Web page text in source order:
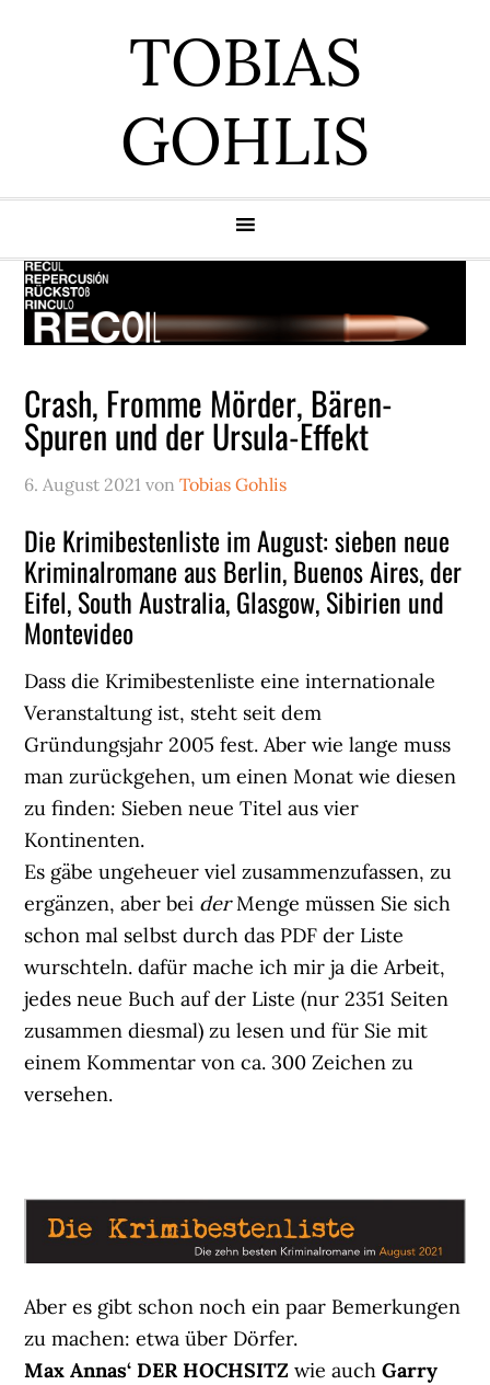
TOBIAS
GOHLIS
Crash, Fromme Mörder, Bären-
Spuren und der Ursula-Effekt
6. August 2021 vonTobias Gohlis
Die Krimibestenliste im August: sieben neue
Kriminalromane aus Berlin, Buenos Aires, der
Eifel, South Australia, Glasgow, Sibirien und
Montevideo
Dass die Krimibestenliste eine internationale
Veranstaltung ist, steht seit dem
Gründungsjahr 2005 fest. Aber wie lange muss
man zurückgehen, um einen Monat wie diesen
zu finden: Sieben neue Titel aus vier
Kontinenten.
Es gäbe ungeheuer viel zusammenzufassen, zu
ergänzen, aber bei derMenge müssen Sie sich
schon mal selbst durch das PDF der Liste
wurschteln. dafür mache ich mir ja die Arbeit,
jedes neue Buch auf der Liste (nur 2351 Seiten
zusammen diesmal) zu lesen und für Sie mit
einem Kommentar von ca. 300 Zeichen zu
versehen.
Aber es gibt schon noch ein paar Bemerkungen
zu machen: etwa über Dörfer.
Max Annas‘ DER HOCHSITZwie auchGarry